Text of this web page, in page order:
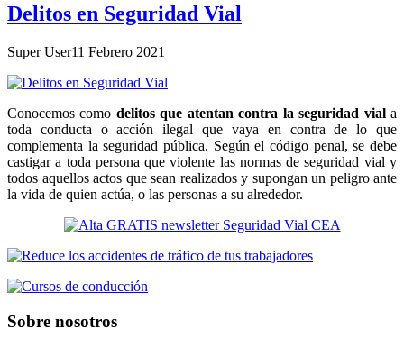
Delitos en Seguridad Vial
Super User11 Febrero 2021
Conocemos como delitos que atentan contra la seguridad viala
toda conducta o acción ilegal que vaya en contra de lo que
complementa la seguridad pública. Según el código penal, se debe
castigar a toda persona que violente las normas de seguridad vial y
todos aquellos actos que sean realizados y supongan un peligro ante
la vida de quien actúa, o las personas a su alrededor.
Sobre nosotros